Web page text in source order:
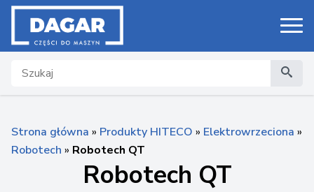
Search
Strona główna » Produkty HITECO » Elektrowrzeciona »
Robotech » Robotech QT
Robotech QT